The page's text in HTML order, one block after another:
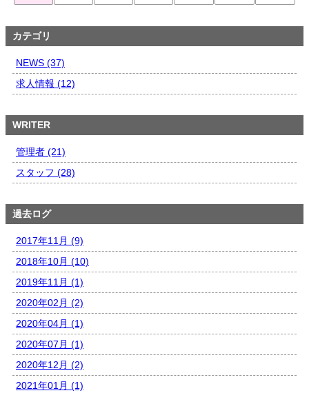
カテゴリ
NEWS (37)
求人情報 (12)
WRITER
管理者 (21)
スタッフ (28)
過去ログ
2017年11月 (9)
2018年10月 (10)
2019年11月 (1)
2020年02月 (2)
2020年04月 (1)
2020年07月 (1)
2020年12月 (2)
2021年01月 (1)